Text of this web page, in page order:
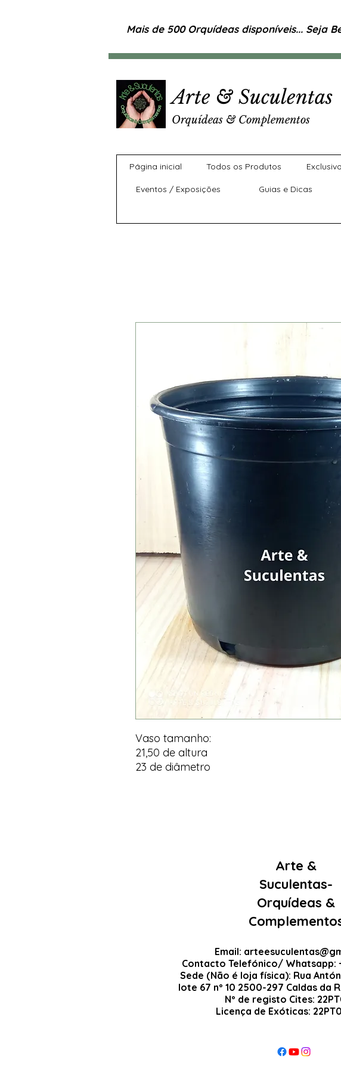
Mais de 500 Orquídeas disponíveis... Seja
Arte & Suculentas
Orquídeas & Complementos
Página inicial Todos os Produtos
Eventos / Exposições Guias e Dicas
Vaso tamanho:
21,50 de altura
23 de diâmetro
Arte &
Suculentas-
Orquídeas &
Email:
Contacto Telefónico/ Whatsapp:
Sede (Não é loja física): Rua
lote 67 nº 10 2500-297 Caldas da
Nº de registo Cites:
Licença de Exóticas: